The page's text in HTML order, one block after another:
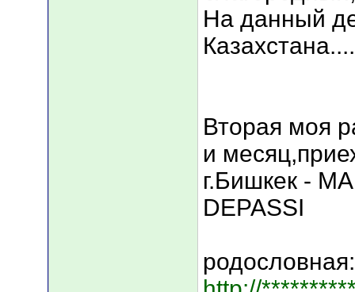
На данный
Вторая моя
и
г.Бишкек -
DEPASSI
родословная: